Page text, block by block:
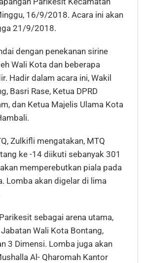
16/9/2018. Acara ini akan
21/9/2018.
dengan penekanan sirine
Wali Kota dan beberapa
Hadir dalam acara ini, Wakil
Basri Rase, Ketua DPRD
dan Ketua Majelis Ulama Kota
Zulkifli mengatakan, MTQ
ke -14 diikuti sebanyak 301
memperebutkan piala pada
Lomba akan digelar di lima
sebagai arena utama,
Wali Kota Bontang,
3 Dimensi. Lomba juga akan
Al- Qharomah Kantor